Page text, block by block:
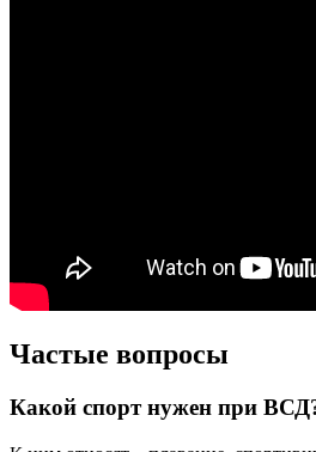
Частые вопросы
Какой спорт нужен при